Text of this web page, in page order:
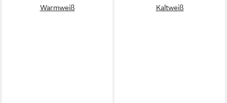
Warmweiß
Kaltweiß